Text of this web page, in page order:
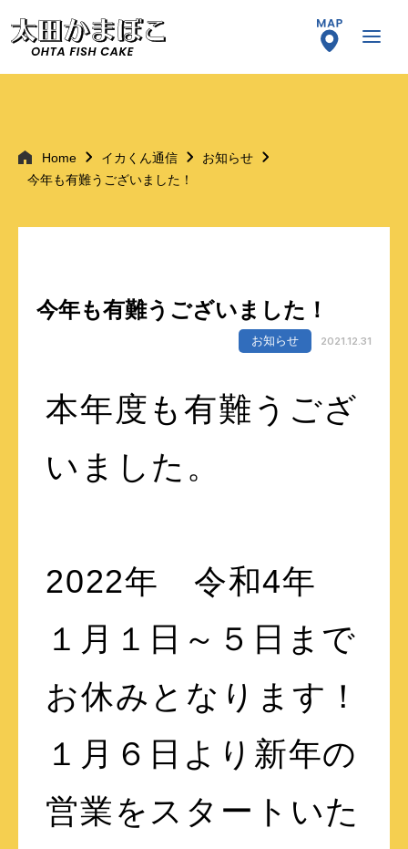
Home イカくん通信
お知らせ
今年も有難うございました！
今年も有難うございました！
お知らせ 2021.12.31
本年度も有難うござ
いました。
2022年 令和4年
１月１日～５日まで
お休みとなります！
１月６日より新年の
営業をスタートいた